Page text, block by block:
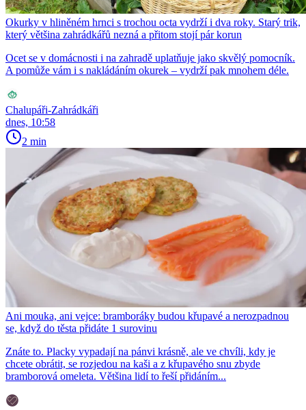
Okurky v hliněném hrnci s trochou octa vydrží i dva roky. Starý trik,
který většina zahrádkářů nezná a přitom stojí pár korun
Ocet se v domácnosti i na zahradě uplatňuje jako skvělý pomocník.
A pomůže vám i s nakládáním okurek – vydrží pak mnohem déle.
Chalupáři-Zahrádkáři
dnes, 10:58
2 min
Ani mouka, ani vejce: bramboráky budou křupavé a nerozpadnou
se, když do těsta přidáte 1 surovinu
Znáte to. Placky vypadají na pánvi krásně, ale ve chvíli, kdy je
chcete obrátit, se rozjedou na kaši a z křupavého snu zbyde
bramborová omeleta. Většina lidí to řeší přidáním...